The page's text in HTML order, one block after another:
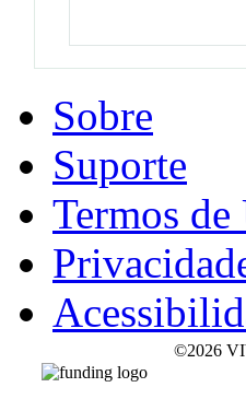
Sobre
Suporte
Termos
©2026